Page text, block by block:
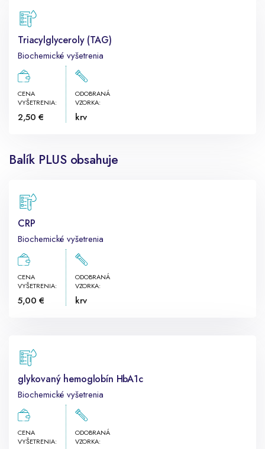
Triacylglyceroly (TAG)
Biochemické vyšetrenia
CENA
VYŠETRENIA:
2,50 €
ODOBRANÁ
VZORKA:
krv
Balík PLUS obsahuje
CRP
Biochemické vyšetrenia
CENA
VYŠETRENIA:
5,00 €
ODOBRANÁ
VZORKA:
krv
glykovaný hemoglobín HbA1c
Biochemické vyšetrenia
CENA
VYŠETRENIA:
ODOBRANÁ
VZORKA: